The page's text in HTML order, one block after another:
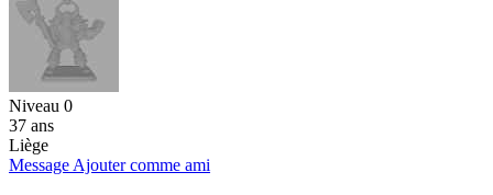
Niveau 0
37 ans
Liège
Message Ajouter comme ami